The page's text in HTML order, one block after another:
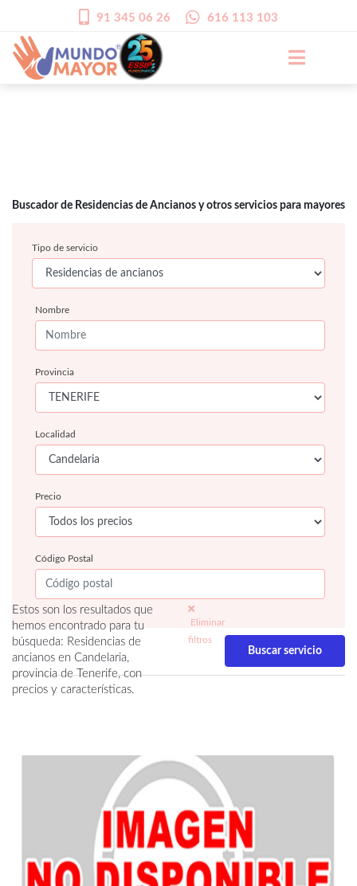
91 345 06 26 616 113 103
Buscador de Residencias de Ancianos y otros servicios para mayores
Tipo de servicio
Nombre
Provincia
Localidad
Precio
Código Postal
Estos son los resultados que
hemos encontrado para tu
búsqueda: Residencias de
ancianos en Candelaria,
provincia de Tenerife, con
precios y características.
Eliminar
filtros